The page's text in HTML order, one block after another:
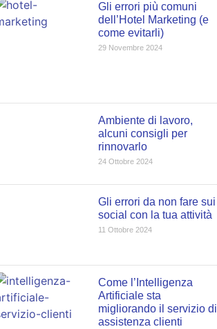
Gli errori più comuni
dell’Hotel Marketing (e
come evitarli)
29 Novembre 2024
Ambiente di lavoro,
alcuni consigli per
rinnovarlo
24 Ottobre 2024
Gli errori da non fare sui
social con la tua attività
11 Ottobre 2024
Come l’Intelligenza
Artificiale sta
migliorando il servizio di
assistenza clienti